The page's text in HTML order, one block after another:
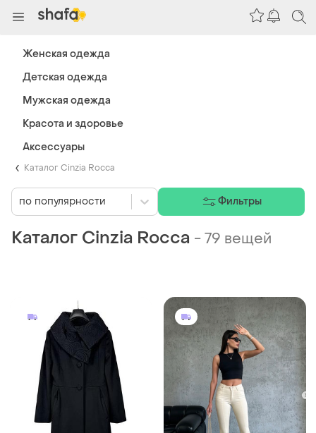
Каталог Cinzia Rocca
Каталог Cinzia Rocca -79 вещей
по популярности Фильтры
Женская одежда
Детская одежда
Мужская одежда
Красота и здоровье
Аксессуары